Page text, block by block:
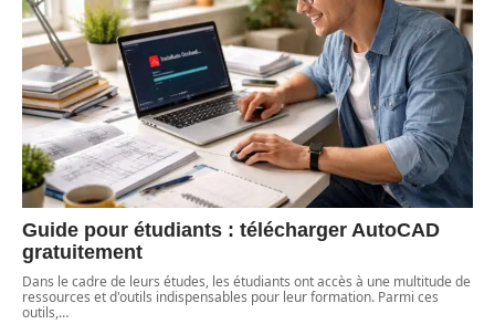
Guide pour étudiants : télécharger AutoCAD
gratuitement
Dans le cadre de leurs études, les étudiants ont accès à une multitude de
ressources et d'outils indispensables pour leur formation. Parmi ces
outils,…